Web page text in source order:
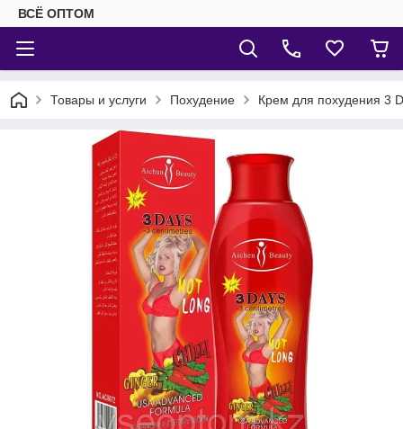
ВСЁ ОПТОМ
Товары и услуги Похудение Крем для похудения 3